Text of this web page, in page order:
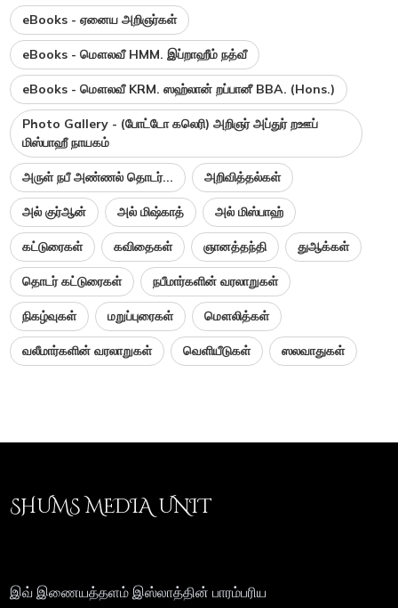
eBooks - ஏனைய அறிஞர்கள்
eBooks - மௌலவீ HMM. இப்றாஹீம் நத்வீ
eBooks - மௌலவீ KRM. ஸஹ்லான் றப்பானீ BBA. (Hons.)
Photo Gallery - (போட்டோ கலெரி) அறிஞர் அப்துர் றஊப்
மிஸ்பாஹீ நாயகம்
அருள் நபீ அண்ணல் தொடர்... அறிவித்தல்கள்
அல் குர்ஆன் அல் மிஷ்காத் அல் மிஸ்பாஹ்
கட்டுரைகள் கவிதைகள் ஞானத்தந்தி துஆக்கள்
தொடர் கட்டுரைகள் நபீமார்களின் வரலாறுகள்
நிகழ்வுகள் மறுப்புரைகள் மௌலித்கள்
வலீமார்களின் வரலாறுகள் வெளியீடுகள் ஸலவாதுகள்
SHUMS MEDIA UNIT
இவ் இணையத்தளம் இஸ்லாத்தின் பாரம்பரிய